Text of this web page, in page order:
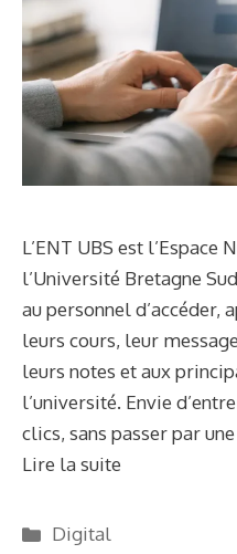
L’ENT UBS est
l’Université Bretagne
au personnel d’accéder,
leurs cours, leur
leurs notes et aux
l’université. Envie
clics, sans passer par
Lire la suite
Catégories
Digital